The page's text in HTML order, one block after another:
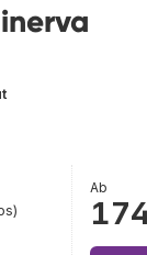
Ab